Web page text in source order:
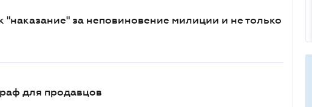
за неповиновение милиции и не только
для продавцов